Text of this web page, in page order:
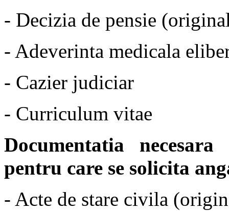
- Decizia de pensie
- Adeverinta medicala
- Cazier judiciar
- Curriculum vitae
Documentatia
pentru care se solicita
- Acte de stare civila